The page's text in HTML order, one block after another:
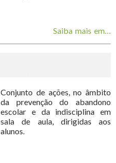
Saiba mais em…
Conjunto de ações, no âmbito
da prevenção do abandono
escolar e da indisciplina em
sala de aula, dirigidas aos
alunos.